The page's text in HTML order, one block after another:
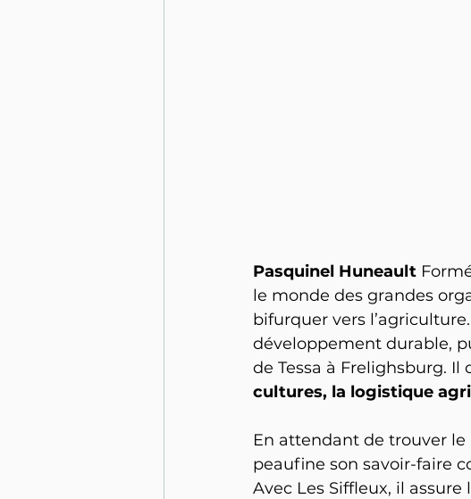
Pasquinel Huneault
le monde des grandes
bifurquer vers
développement durable,
de Tessa à Frelighsburg.
cultures, la logistique
En attendant de trouver
peaufine son savoir-faire
Avec Les Siffleux, il